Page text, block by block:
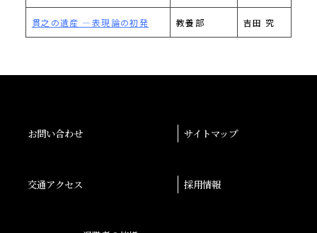
貫之の遺産 ―表現論の初発 教養部 吉田 究
お問い合わせ サイトマップ
交通アクセス 採用情報